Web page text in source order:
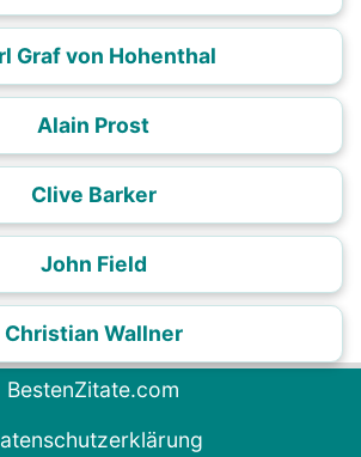
Graf von Hohenthal
Alain Prost
Clive Barker
John Field
Christian Wallner
BestenZitate.com